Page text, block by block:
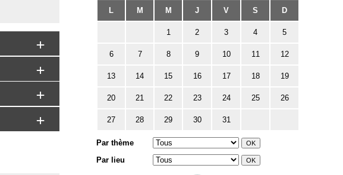
L M M J V S D
1 2 3 4 5
6 7 8 9 10 11 12
13 14 15 16 17 18 19
20 21 22 23 24 25 26
27 28 29 30 31
Par thème
Par lieu